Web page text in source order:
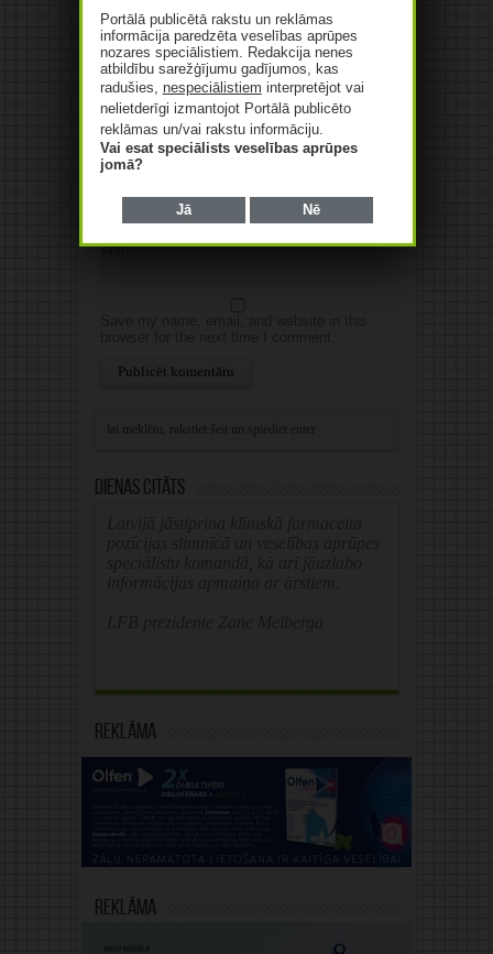
Vārds *
E-pasts *
Web
Dienas citāts
Reklāma
Reklāma
Portālā publicētā rakstu un reklāmas
informācija paredzēta veselības aprūpes
nozares speciālistiem. Redakcija nenes
atbildību sarežģījumu gadījumos, kas
radušies, nespeciālistiem interpretējot vai
nelietderīgi izmantojot Portālā publicēto
reklāmas un/vai rakstu informāciju.
Vai esat speciālists veselības aprūpes
jomā?
Jā Nē